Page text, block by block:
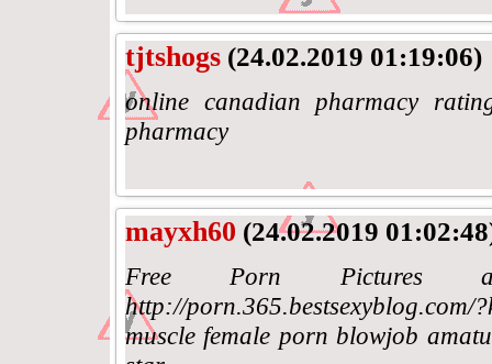
tjtshogs (24.02.2019 01:19:06)
online canadian pharmacy
pharmacy
mayxh60 (24.02.2019
Free Porn Pictures
http://
muscle female porn blowjob